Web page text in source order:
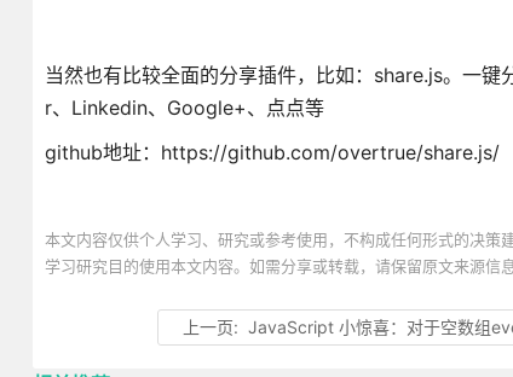
当然也有比较全面的分享插件，比如：share.js。一
r、Linkedin、Google+、点点等
github地址：https://github.com/overtrue/share.js/
本文内容仅供个人学习、研究或参考使用，不构成任何形式的决
学习研究目的使用本文内容。如需分享或转载，请保留原文来源信
上一页:JavaScript 小惊喜：对于空数组